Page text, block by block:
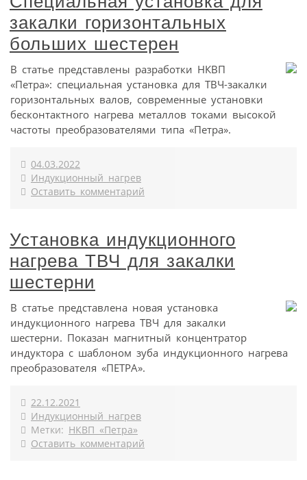
закалки горизонтальных
больших шестерен
В статье представлены разработки НКВП
«Петра»: специальная установка для ТВЧ-закалки
горизонтальных валов, современные установки
бесконтактного нагрева металлов токами высокой
частоты преобразователями типа «Петра».
04.03.2022
Индукционный нагрев
Оставить комментарий
Установка индукционного
нагрева ТВЧ для закалки
шестерни
В статье представлена новая установка
индукционного нагрева ТВЧ для закалки
шестерни. Показан магнитный концентратор
индуктора с шаблоном зуба индукционного нагрева
преобразователя «ПЕТРА».
22.12.2021
Индукционный нагрев
Метки: НКВП «Петра»
Оставить комментарий